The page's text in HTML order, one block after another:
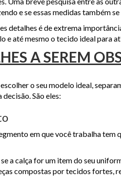
e se essas medidas também
detalhes é de extrema
e até mesmo o tecido ideal para
A SEREM
o seu modelo ideal,
São eles:
em que você trabalha tem
a calça for um item do seu
compostas por tecidos fortes,